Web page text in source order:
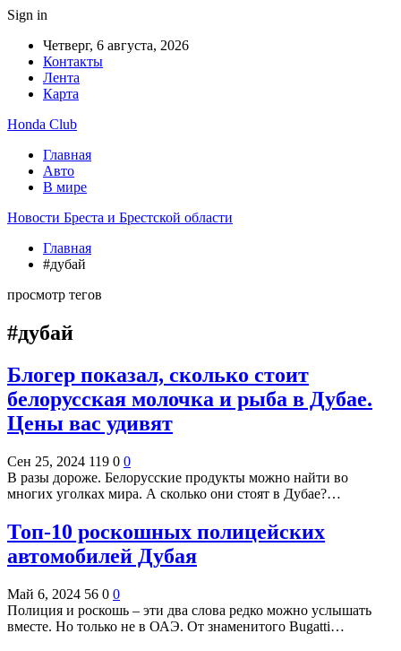
Sign in
Четверг, 6 августа, 2026
Контакты
Лента
Карта
Honda Club
Главная
Авто
В мире
Новости Бреста и Брестской области
Главная
#дубай
просмотр тегов
#дубай
Блогер показал, сколько стоит
белорусская молочка и рыба в Дубае.
Цены вас удивят
Сен 25, 2024 119 0 0
В разы дороже. Белорусские продукты можно найти во
многих уголках мира. А сколько они стоят в Дубае?…
Топ-10 роскошных полицейских
автомобилей Дубая
Май 6, 2024 56 0 0
Полиция и роскошь – эти два слова редко можно услышать
вместе. Но только не в ОАЭ. От знаменитого Bugatti…